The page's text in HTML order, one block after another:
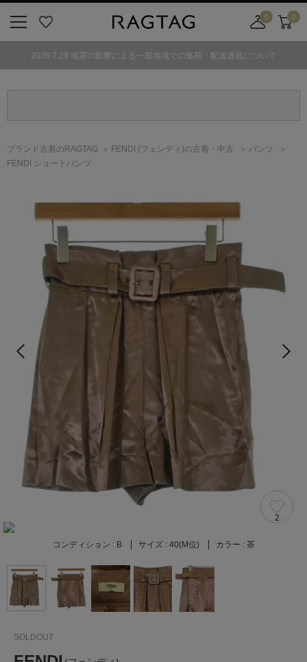
気
0
舗
カ
ト
0
2026.7.29 地震の影響による一部地域での集荷・配送遅延について
ブランド古着のRAGTAG FENDI (フェンディ)の古着・中古
パンツ
FENDI ショートパンツ
2
コンディション : B サイズ : 40(M位) カラー : 茶
SOLDOUT